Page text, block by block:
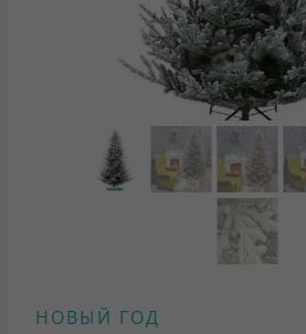
НОВЫЙ ГОД